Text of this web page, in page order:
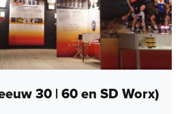
30 | 60 en SD Worx)